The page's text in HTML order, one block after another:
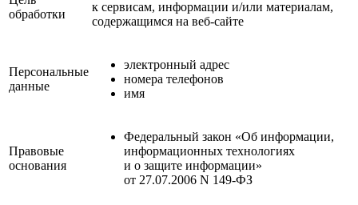
обработки
к сервисам, информации и/или материалам,
содержащимся на веб-сайте
Персональные
данные
электронный адрес
номера телефонов
имя
Правовые
основания
Федеральный закон «Об информации,
информационных технологиях
и о защите информации»
от 27.07.2006 N 149-ФЗ